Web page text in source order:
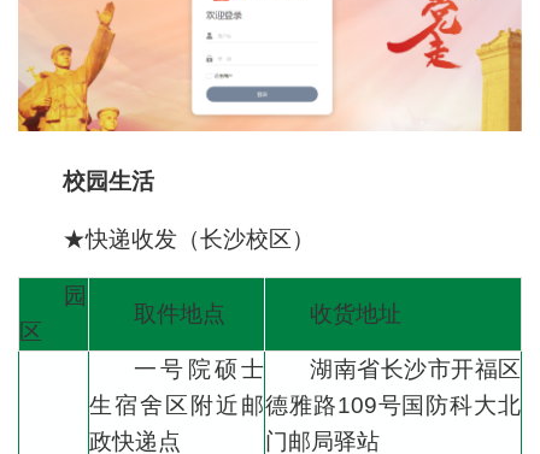
校园生活
★快递收发（长沙校区）
园
区
取件地点 收货地址
一号院硕士
生宿舍区附近邮
政快递点
湖南省长沙市开福区
德雅路109号国防科大北
门邮局驿站